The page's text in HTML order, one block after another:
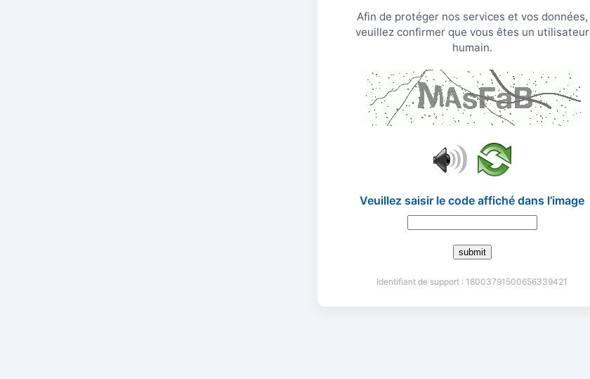
Afin de protéger nos services et vos données,
veuillez confirmer que vous êtes un utilisateur
humain.
Veuillez saisir le code affiché dans l’image
submit
Identifiant de support : 18003791500656339421